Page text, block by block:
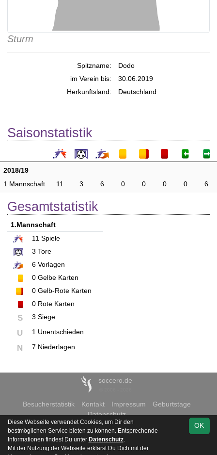
Sturm
Spitzname:
Dodo
im Verein bis:
30.06.2019
Herkunftsland:
Deutschland
Saisonstatistik
2018/19
1.Mannschaft
11 3 6 0 0 0 0 6
Gesamtstatistik
1.Mannschaft
11 Spiele
3 Tore
6 Vorlagen
0 Gelbe Karten
0 Gelb-Rote Karten
0 Rote Karten
S 3 Siege
U 1 Unentschieden
N 7 Niederlagen
soccero.de
Besucherstatistik Kontakt Impressum
Geburtstage
Datenschutz
OK
Diese Webseite verwendet Cookies, um Dir den
bestmöglichen Service bieten zu können. Entsprechende
Informationen findest Du unter Datenschutz.
Mit der Nutzung der Webseite erklärst Du Dich mit der